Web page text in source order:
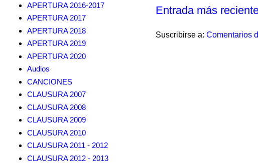
Entrada más
Suscribirse a: Comentarios
APERTURA 2016-2017
APERTURA 2017
APERTURA 2018
APERTURA 2019
APERTURA 2020
Audios
CANCIONES
CLAUSURA 2007
CLAUSURA 2008
CLAUSURA 2009
CLAUSURA 2010
CLAUSURA 2011 - 2012
CLAUSURA 2012 - 2013